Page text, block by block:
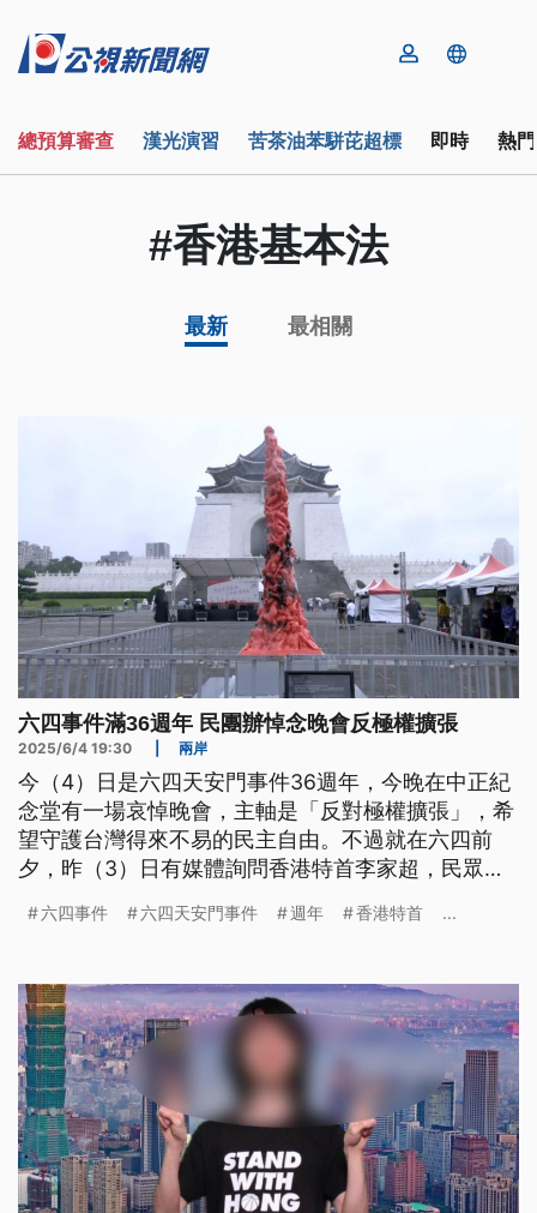
總預算審查 漢光演習 苦茶油苯駢芘超標 即時 熱
#香港基本法
最新 最相關
六四事件滿36週年 民團辦悼念晚會反極權擴張
2025/6/4 19:30 兩岸
今（4）日是六四天安門事件36週年，今晚在中正紀
念堂有一場哀悼晚會，主軸是「反對極權擴張」，希
望守護台灣得來不易的民主自由。不過就在六四前
夕，昨（3）日有媒體詢問香港特首李家超，民眾是
任何活動都必須符合法律要求，不能違法。
六四事件 六四天安門事件 週年 香港特首 ...